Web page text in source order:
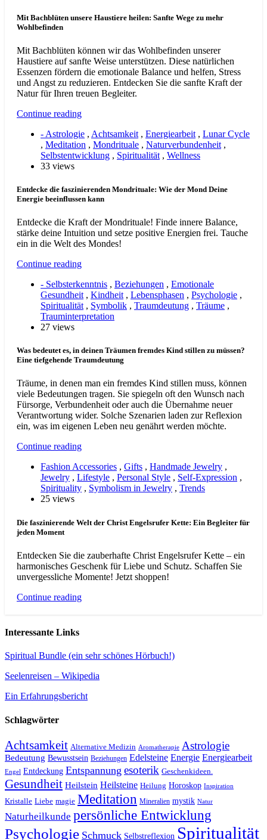
Mit Bachblüten unsere Haustiere heilen: Sanfte Wege zu mehr
Wohlbefinden
Mit Bachblüten können wir das Wohlbefinden unserer
Haustiere auf sanfte Weise unterstützen. Diese natürlichen
Essenzen fördern die emotionale Balance und helfen, Stress
und Angst zu reduzieren. Entdecken Sie die sanfte Kraft der
Natur für Ihren treuen Begleiter.
Continue reading
- Astrologie , Achtsamkeit , Energiearbeit , Lunar Cycle
, Meditation , Mondrituale , Naturverbundenheit ,
Selbstentwicklung , Spiritualität , Wellness
33 views
Entdecke die faszinierenden Mondrituale: Wie der Mond Deine
Energie beeinflussen kann
Entdecke die Kraft der Mondrituale! Finde innere Balance,
stärke deine Intuition und setze positive Energien frei. Tauche
ein in die Welt des Mondes!
Continue reading
- Selbsterkenntnis , Beziehungen , Emotionale
Gesundheit , Kindheit , Lebensphasen , Psychologie ,
Spiritualität , Symbolik , Traumdeutung , Träume ,
Trauminterpretation
27 views
Was bedeutet es, in deinen Träumen fremdes Kind stillen zu müssen?
Eine tiefgehende Traumdeutung
Träume, in denen man ein fremdes Kind stillen muss, können
viele Bedeutungen tragen. Sie spiegeln oft den Wunsch nach
Fürsorge, Verbundenheit oder auch die Übernahme neuer
Verantwortung wider. Solche Szenarien laden zur Reflexion
ein, was im eigenen Leben neu genährt werden möchte.
Continue reading
Fashion Accessories , Gifts , Handmade Jewelry ,
Jewelry , Lifestyle , Personal Style , Self-Expression ,
Spirituality , Symbolism in Jewelry , Trends
25 views
Die faszinierende Welt der Christ Engelsrufer Kette: Ein Begleiter für
jeden Moment
Entdecken Sie die zauberhafte Christ Engelsrufer Kette – ein
harmonisches Geschenk für Liebe und Schutz. Schaffen Sie
unvergessliche Momente! Jetzt shoppen!
Continue reading
Interessante Links
Spiritual Bundle (ein sehr schönes Hörbuch!)
Seelenreisen – Wikipedia
Ein Erfahrungsbericht
Schlagwörter
Achtsamkeit Alternative Medizin Aromatherapie Astrologie
Bedeutung Bewusstsein Beziehungen Edelsteine Energie Energiearbeit
Engel Entdeckung Entspannung esoterik Geschenkideen.
Gesundheit Heilstein Heilsteine Heilung Horoskop Inspiration
Kristalle Liebe magie Meditation Mineralien mystik Natur
Naturheilkunde persönliche Entwicklung
Psychologie Schmuck Selbstreflexion Spiritualität